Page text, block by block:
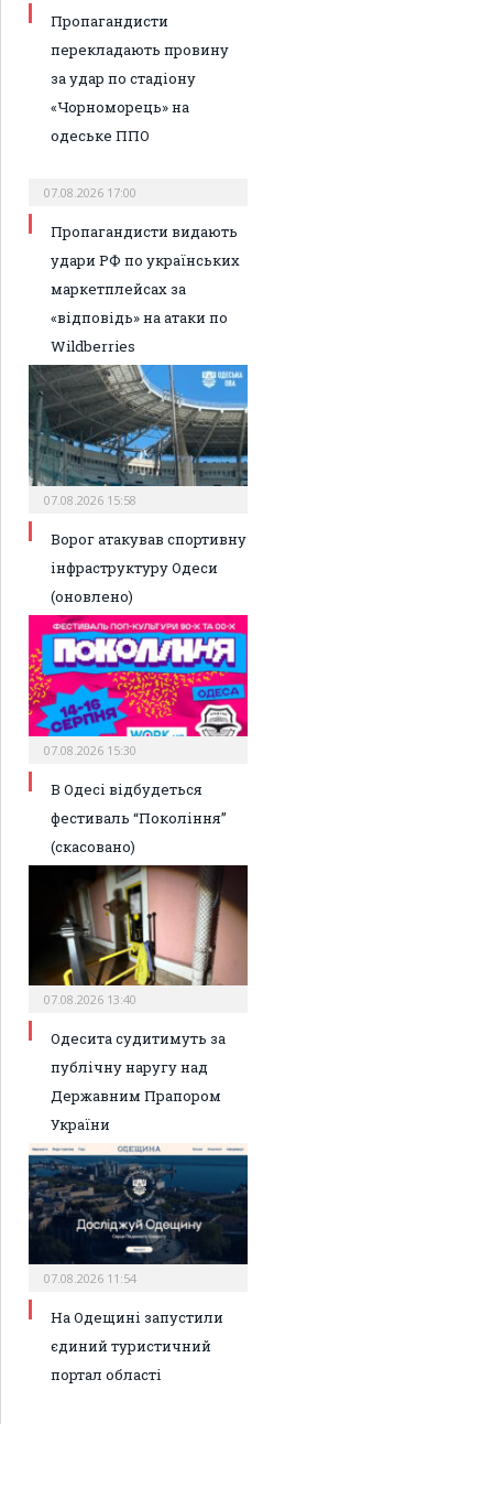
Пропагандисти
перекладають провину
за удар по стадіону
«Чорноморець» на
одеське ППО
07.08.2026 17:00
Пропагандисти видають
удари РФ по українських
маркетплейсах за
«відповідь» на атаки по
Wildberries
07.08.2026 15:58
Ворог атакував спортивну
інфраструктуру Одеси
(оновлено)
07.08.2026 15:30
В Одесі відбудеться
фестиваль “Покоління”
(скасовано)
07.08.2026 13:40
Одесита судитимуть за
публічну наругу над
Державним Прапором
України
07.08.2026 11:54
На Одещині запустили
єдиний туристичний
портал області